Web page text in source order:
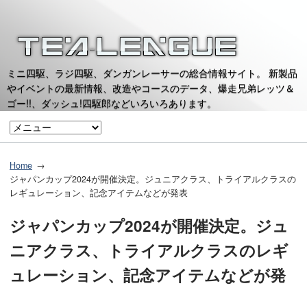
ミニ四駆、ラジ四駆、ダンガンレーサーの総合情報サイト。 新製品
やイベントの最新情報、改造やコースのデータ、爆走兄弟レッツ＆
ゴー!!、ダッシュ!四駆郎などいろいろあります。
Home
ジャパンカップ2024が開催決定。ジュニアクラス、トライアルクラスの
レギュレーション、記念アイテムなどが発表
ジャパンカップ2024が開催決定。ジュ
ニアクラス、トライアルクラスのレギ
ュレーション、記念アイテムなどが発